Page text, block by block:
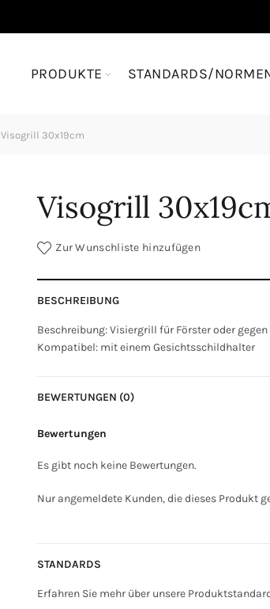
PRODUKTE STANDARDS/
Visogrill 30x19cm
Visogrill
Zur Wunschliste hinzufügen
BESCHREIBUNG
Beschreibung: Visiergrill für Förster oder
Kompatibel: mit einem Gesichtsschildhalter
BEWERTUNGEN (0)
Bewertungen
Es gibt noch keine Bewertungen.
Nur angemeldete Kunden, die dieses Produkt
STANDARDS
Erfahren Sie mehr über unsere